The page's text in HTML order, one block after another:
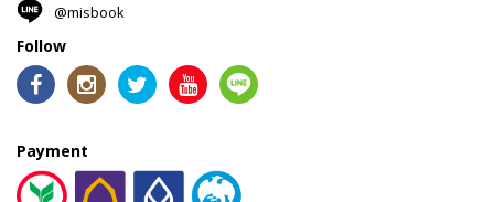
@misbook
Follow
Payment